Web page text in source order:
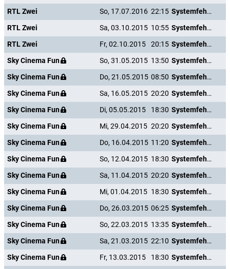
RTL Zwei
So, 17.07.2016 22:15
Systemfehler - Wenn Inge tanzt
RTL Zwei
Sa, 03.10.2015 10:55
Systemfehler - Wenn Inge tanzt
RTL Zwei
Fr, 02.10.2015 20:15
Systemfehler - Wenn Inge tanzt
Sky Cinema Fun
So, 31.05.2015 13:50
Systemfehler - Wenn Inge tanzt
Sky Cinema Fun
Do, 21.05.2015 08:50
Systemfehler - Wenn Inge tanzt
Sky Cinema Fun
Sa, 16.05.2015 20:20
Systemfehler - Wenn Inge tanzt
Sky Cinema Fun
Di, 05.05.2015 18:30
Systemfehler - Wenn Inge tanzt
Sky Cinema Fun
Mi, 29.04.2015 20:20
Systemfehler - Wenn Inge tanzt
Sky Cinema Fun
Do, 16.04.2015 11:20
Systemfehler - Wenn Inge tanzt
Sky Cinema Fun
So, 12.04.2015 18:30
Systemfehler - Wenn Inge tanzt
Sky Cinema Fun
Sa, 11.04.2015 20:20
Systemfehler - Wenn Inge tanzt
Sky Cinema Fun
Mi, 01.04.2015 18:30
Systemfehler - Wenn Inge tanzt
Sky Cinema Fun
Do, 26.03.2015 06:25
Systemfehler - Wenn Inge tanzt
Sky Cinema Fun
So, 22.03.2015 13:35
Systemfehler - Wenn Inge tanzt
Sky Cinema Fun
Sa, 21.03.2015 22:10
Systemfehler - Wenn Inge tanzt
Sky Cinema Fun
Fr, 13.03.2015 18:30
Systemfehler - Wenn Inge tanzt